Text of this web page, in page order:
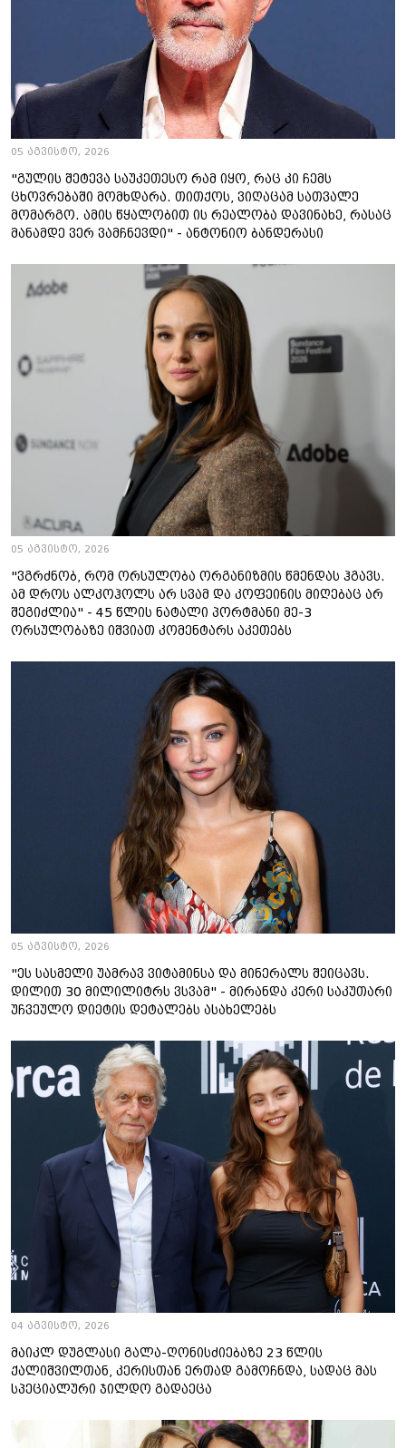
05 აგვისტო, 2026
"გულის შეტევა საუკეთესო რამ იყო, რაც კი ჩემს
ცხოვრებაში მომხდარა. თითქოს, ვიღაცამ სათვალე
მომარგო. ამის წყალობით ის რეალობა დავინახე, რასაც
მანამდე ვერ ვამჩნევდი" - ანტონიო ბანდერასი
05 აგვისტო, 2026
"ვგრძნობ, რომ ორსულობა ორგანიზმის წმენდას ჰგავს.
ამ დროს ალკოჰოლს არ სვამ და კოფეინის მიღებაც არ
შეგიძლია" - 45 წლის ნატალი პორტმანი მე-3
ორსულობაზე იშვიათ კომენტარს აკეთებს
05 აგვისტო, 2026
"ეს სასმელი უამრავ ვიტამინსა და მინერალს შეიცავს.
დილით 30 მილილიტრს ვსვამ" - მირანდა კერი საკუთარი
უჩვეულო დიეტის დეტალებს ასახელებს
04 აგვისტო, 2026
მაიკლ დუგლასი გალა-ღონისძიებაზე 23 წლის
ქალიშვილთან, კერისთან ერთად გამოჩნდა, სადაც მას
სპეციალური ჯილდო გადაეცა